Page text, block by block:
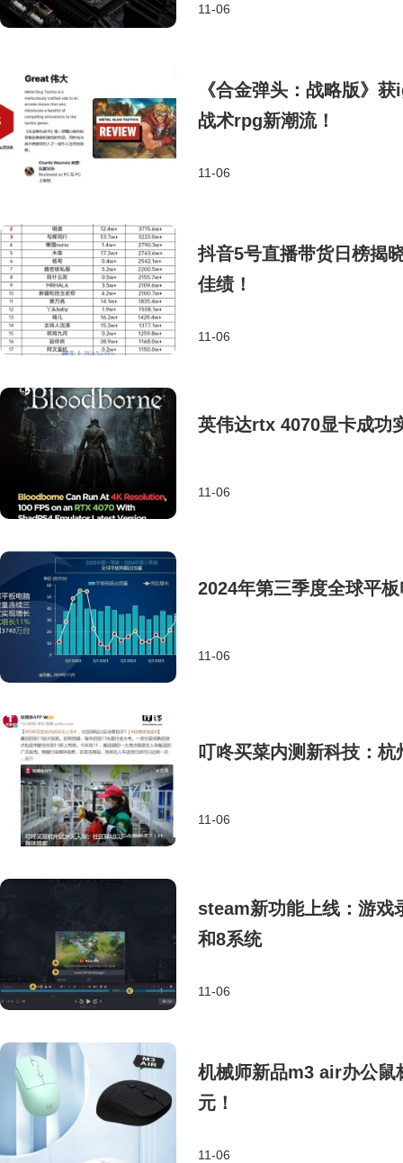
11-06
《合金弹头：战略版》
战术rpg新潮流！
11-06
抖音5号直播带货日榜揭
佳绩！
11-06
英伟达rtx 4070显卡成功
11-06
2024年第三季度全球平
11-06
叮咚买菜内测新科技：
11-06
steam新功能上线：游戏
和8系统
11-06
机械师新品m3 air办公鼠
元！
11-06